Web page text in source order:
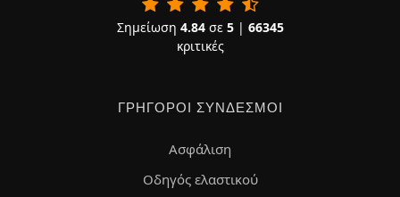
Σημείωση 4.84σε 5| 66345
κριτικές
ΓΡΉΓΟΡΟΙ ΣΎΝΔΕΣΜΟΙ
Ασφάλιση
Οδηγός ελαστικού